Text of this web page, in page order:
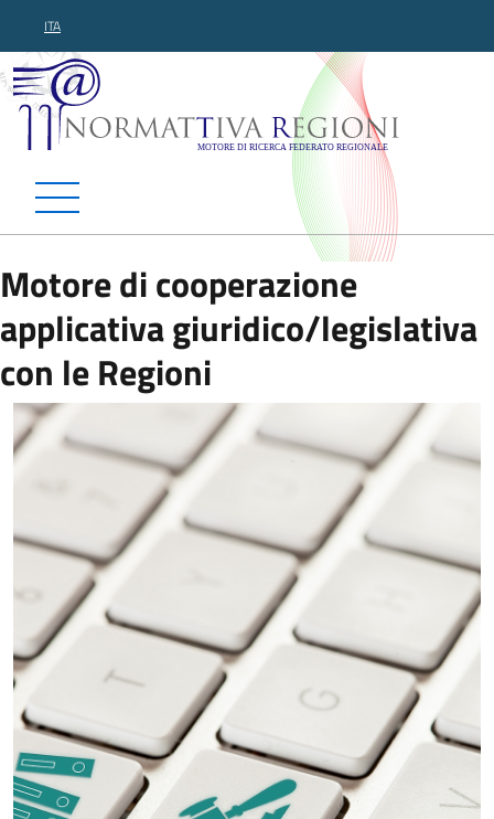
ITA
Normattiva Regioni -
Motore di cooperazione
applicativa giuridico/legislativa
con le Regioni